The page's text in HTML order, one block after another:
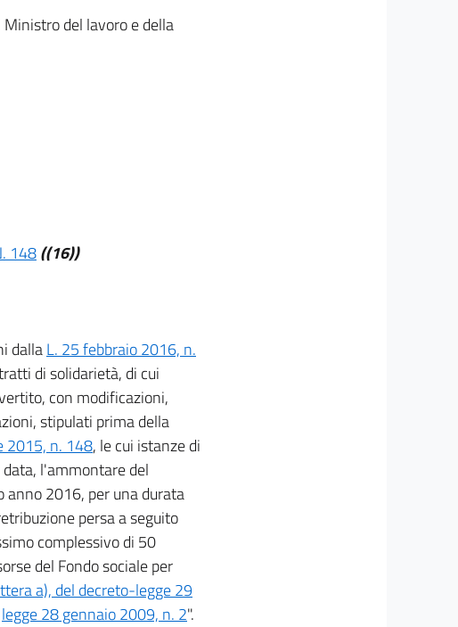
del lavoro e della
148((16))
dallaL. 25 febbraio 2016, n.
di solidarietà, di cui
con modificazioni,
stipulati prima della
2015, n. 148, le cui istanze di
l'ammontare del
2016, per una durata
persa a seguito
complessivo di 50
del Fondo sociale per
a), del decreto-legge 29
legge 28 gennaio 2009, n. 2".